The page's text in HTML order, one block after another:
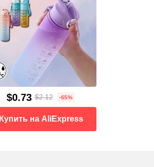
$0.73 $2.12 -65%
Купить на AliExpress